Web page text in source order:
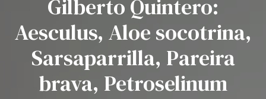
Gilberto Quintero:
Aesculus, Aloe socotrina,
Sarsaparrilla, Pareira
brava, Petroselinum